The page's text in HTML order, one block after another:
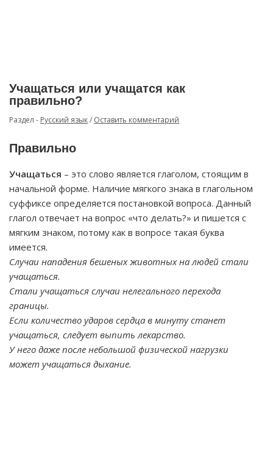
Учащаться или учащатся как
правильно?
Раздел - Русский язык/ Оставить комментарий
Правильно
Учащаться – это слово является глаголом, стоящим в
начальной форме. Наличие мягкого знака в глагольном
суффиксе определяется постановкой вопроса. Данный
глагол отвечает на вопрос «что делать?» и пишется с
мягким знаком, потому как в вопросе такая буква
имеется.
Случаи нападения бешеных животных на людей стали
учащаться.
Стали учащаться случаи нелегального перехода
границы.
Если количество ударов сердца в минуту станет
учащаться, следует выпить лекарство.
У него даже после небольшой физической нагрузки
может учащаться дыхание.